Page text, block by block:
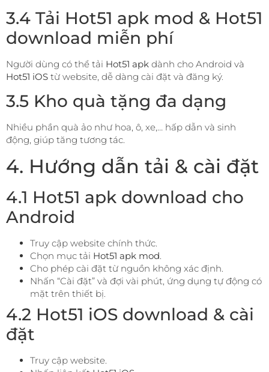
3.4 Tải Hot51 apk mod & Hot51
download miễn phí
Người dùng có thể tải Hot51 apk dành cho Android và
Hot51 iOS từ website, dễ dàng cài đặt và đăng ký.
3.5 Kho quà tặng đa dạng
Nhiều phần quà ảo như hoa, ô, xe,… hấp dẫn và sinh
động, giúp tăng tương tác.
4. Hướng dẫn tải & cài đặt
4.1 Hot51 apk download cho
Android
Truy cập website chính thức.
Chọn mục tải Hot51 apk mod
Cho phép cài đặt từ nguồn không xác định.
Nhấn “Cài đặt” và đợi vài phút, ứng dụng tự động có
mặt trên thiết bị.
4.2 Hot51 iOS download & cài
đặt
Truy cập website.